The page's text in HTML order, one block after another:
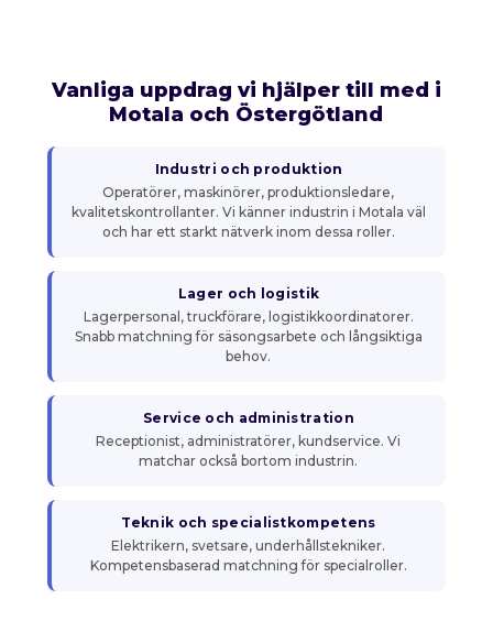
Vanliga uppdrag vi hjälper till med i
Motala och Östergötland
Industri och produktion
Operatörer, maskinörer, produktionsledare,
kvalitetskontrollanter. Vi känner industrin i Motala väl
och har ett starkt nätverk inom dessa roller.
Lager och logistik
Lagerpersonal, truckförare, logistikkoordinatorer.
Snabb matchning för säsongsarbete och långsiktiga
behov.
Service och administration
Receptionist, administratörer, kundservice. Vi
matchar också bortom industrin.
Teknik och specialistkompetens
Elektrikern, svetsare, underhållstekniker.
Kompetensbaserad matchning för specialroller.